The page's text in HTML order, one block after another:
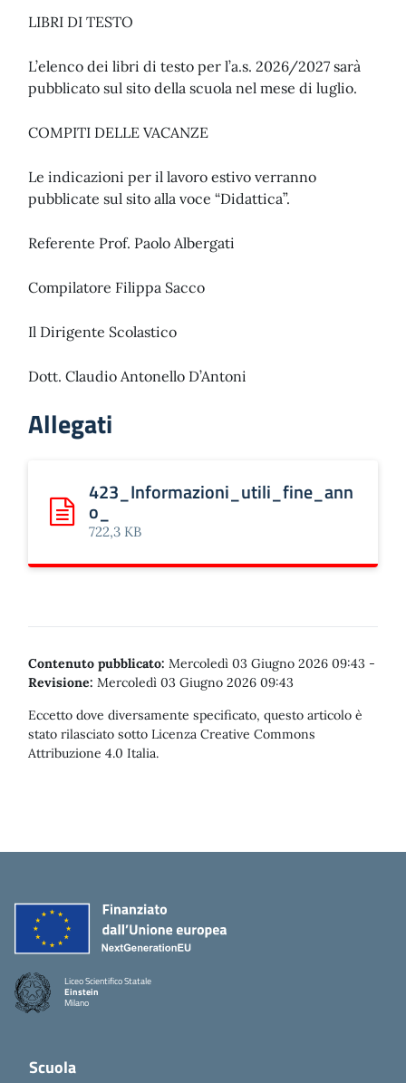
LIBRI DI TESTO
L’elenco dei libri di testo per l’a.s. 2026/2027 sarà
pubblicato sul sito della scuola nel mese di luglio.
COMPITI DELLE VACANZE
Le indicazioni per il lavoro estivo verranno
pubblicate sul sito alla voce “Didattica”.
Referente Prof. Paolo Albergati
Compilatore Filippa Sacco
Il Dirigente Scolastico
Dott. Claudio Antonello D’Antoni
Allegati
Scarica: 423_Informazioni_utili_fine_anno_
423_Informazioni_utili_fine_ann
o_
722,3 KB
Contenuto pubblicato: Mercoledì 03 Giugno 2026 09:43 -
Revisione: Mercoledì 03 Giugno 2026 09:43
Eccetto dove diversamente specificato, questo articolo è
stato rilasciato sotto Licenza Creative Commons
Attribuzione 4.0 Italia.
Liceo Scientifico Statale
Einstein
Milano
Scuola